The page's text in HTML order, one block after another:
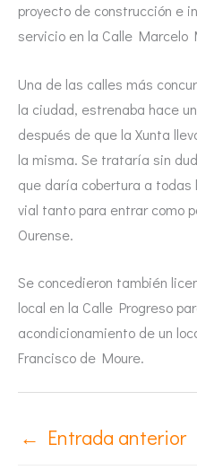
proyecto de construcción e
servicio en la Calle Marcelo
Una de las calles más
la ciudad, estrenaba hace
después de que la Xunta
la misma. Se trataría sin
que daría cobertura a
vial tanto para entrar como
Ourense.
Se concedieron también
local en la Calle Progreso
acondicionamiento de un
Francisco de Moure.
← Entrada anterior